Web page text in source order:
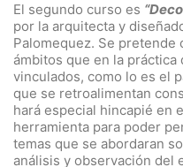
El segundo curso es
por la arquitecta y
Palomequez. Se
ámbitos que en la
vinculados, como lo es el
que se retroalimentan
hará especial hincapié en
herramienta para poder
temas que se abordaran
análisis y observación del